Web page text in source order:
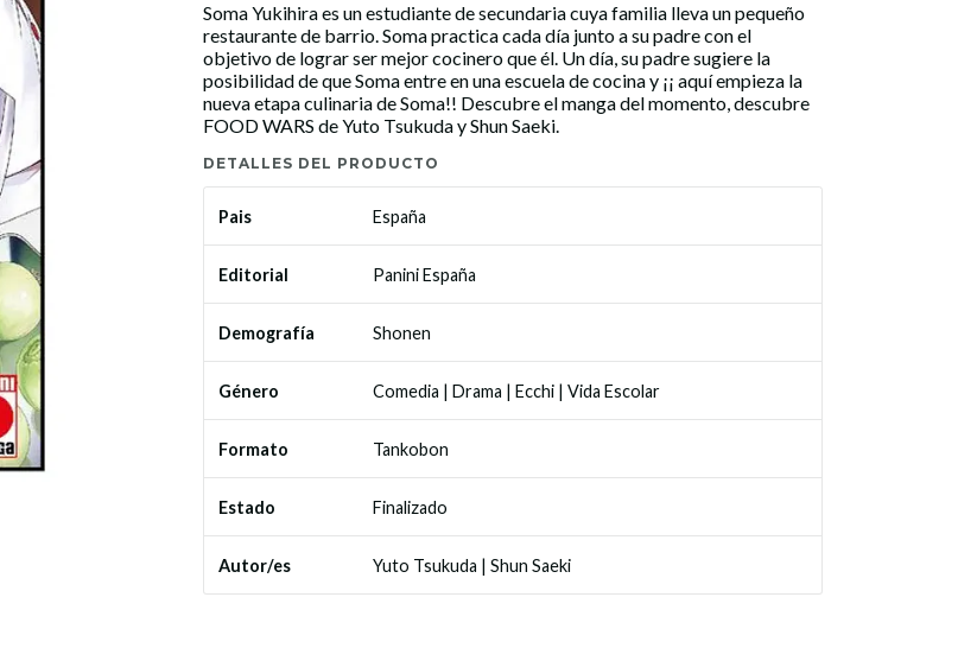
Soma Yukihira es un estudiante de secundaria cuya familia lleva un pequeño
restaurante de barrio. Soma practica cada día junto a su padre con el
objetivo de lograr ser mejor cocinero que él. Un día, su padre sugiere la
posibilidad de que Soma entre en una escuela de cocina y ¡¡ aquí empieza la
nueva etapa culinaria de Soma!! Descubre el manga del momento, descubre
FOOD WARS de Yuto Tsukuda y Shun Saeki.
DETALLES DEL PRODUCTO
Pais España
Editorial Panini España
Demografía Shonen
Género Comedia | Drama | Ecchi | Vida Escolar
Formato Tankobon
Estado Finalizado
Autor/es Yuto Tsukuda | Shun Saeki